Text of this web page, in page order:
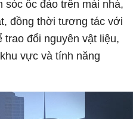
sóc ốc đảo trên mái nhà,
đồng thời tương tác với
đổi nguyên vật liệu,
vực và tính năng